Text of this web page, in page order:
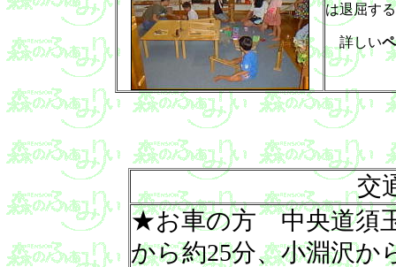
は退屈す
詳しい
交
★お車の方 中央道須
から約25分、小淵沢か